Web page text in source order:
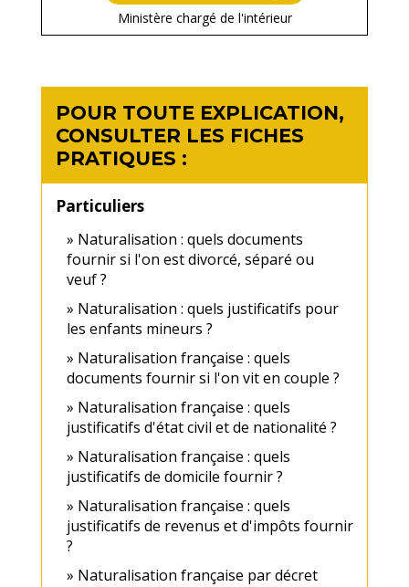
Ministère chargé de l'intérieur
POUR TOUTE EXPLICATION,
CONSULTER LES FICHES
PRATIQUES :
Particuliers
Naturalisation : quels documents
fournir si l'on est divorcé, séparé ou
veuf ?
Naturalisation : quels justificatifs pour
les enfants mineurs ?
Naturalisation française : quels
documents fournir si l'on vit en couple ?
Naturalisation française : quels
justificatifs d'état civil et de nationalité ?
Naturalisation française : quels
justificatifs de domicile fournir ?
Naturalisation française : quels
justificatifs de revenus et d'impôts fournir
?
Naturalisation française par décret